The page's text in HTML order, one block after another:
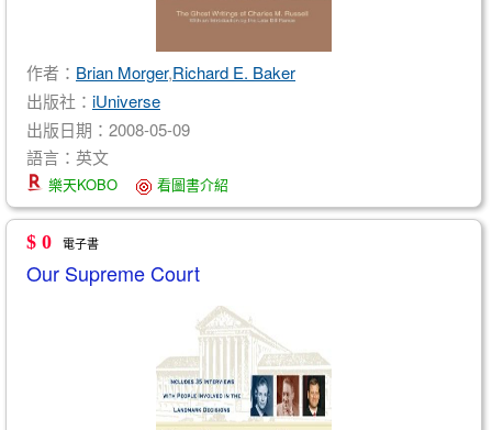
作者： Brian Morger,Richard E. Baker
出版社： iUniverse
出版日期：2008-05-09
語言：英文
樂天KOBO 看圖書介紹
$ 0 電子書
Our Supreme Court